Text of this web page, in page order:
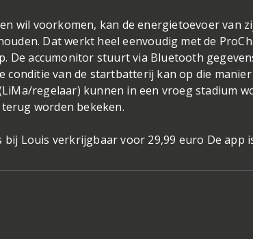
wil voorkomen, kan de energietoevoer van
Dat werkt heel eenvoudig met de
De accumonitor stuurt via Bluetooth
conditie van de startbatterij kan op die
regelaar) kunnen in een vroeg stadium
worden bekeken.
bij Louis verkrijgbaar voor 29,99 euro De app